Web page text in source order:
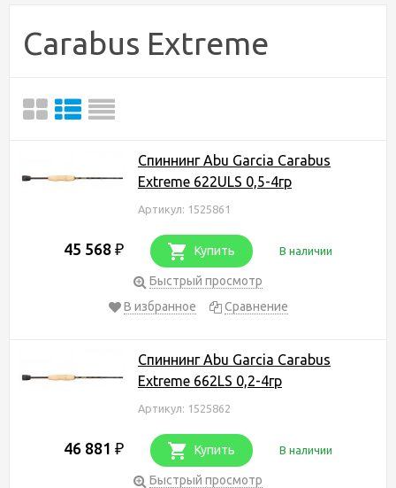
Carabus Extreme
Спиннинг Abu Garcia Carabus
Extreme 622ULS 0,5-4гр
Артикул: 1525861
45 568 ₽ Купить В наличии
Быстрый просмотр
В избранное
Сравнение
Спиннинг Abu Garcia Carabus
Extreme 662LS 0,2-4гр
Артикул: 1525862
46 881 ₽ Купить В наличии
Быстрый просмотр